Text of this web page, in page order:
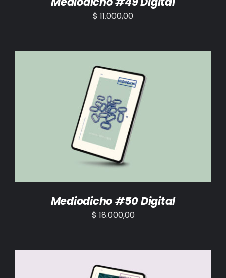
$ 11.000,00
AÑADIR AL CARRITO /
Mediodicho #50 Digital
$ 18.000,00